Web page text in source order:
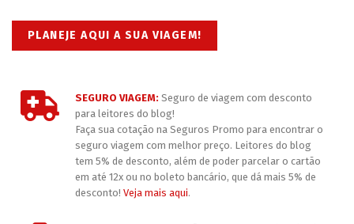
PLANEJE AQUI A SUA VIAGEM!
SEGURO VIAGEM: Seguro de viagem com desconto
para leitores do blog!
Faça sua cotação na Seguros Promo para encontrar o
seguro viagem com melhor preço. Leitores do blog
tem 5% de desconto, além de poder parcelar o cartão
em até 12x ou no boleto bancário, que dá mais 5% de
desconto! Veja mais aqui.